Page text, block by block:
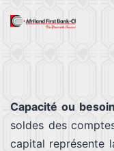
Capacité ou
soldes des
capital représente